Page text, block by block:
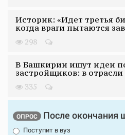
Историк: «Идет третья
когда враги пытаются
298
В Башкирии ищут идеи
застройщиков: в
335
ОПРОС После
Поступит в вуз